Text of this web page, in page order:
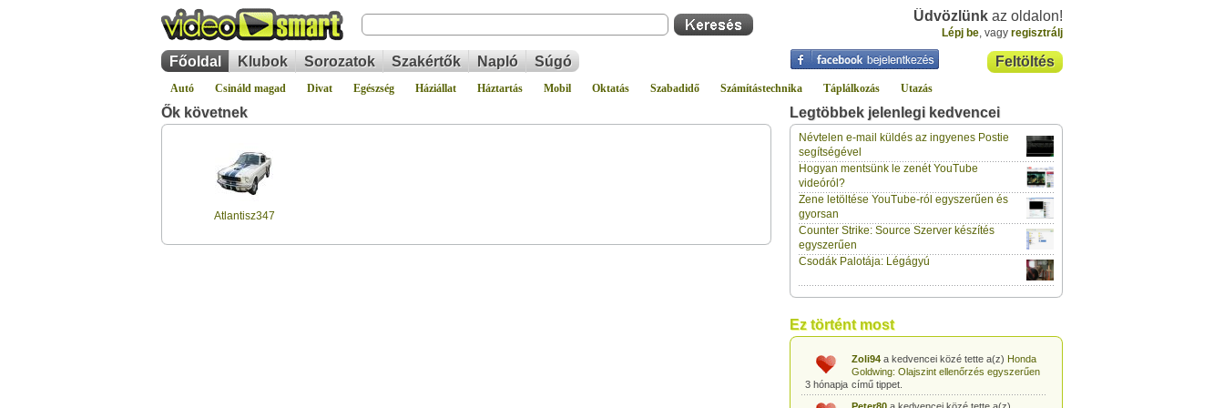
Üdvözlünk az oldalon!
Lépj be, vagy regisztrálj
Feltöltés
Főoldal Klubok Sorozatok Szakértők Napló Súgó
Autó Csináld magad Divat Egészség Háziállat Háztartás Mobil Oktatás Szabadidő Számítástechnika Táplálkozás Utazás
Ők követnek
Atlantisz347
Legtöbbek jelenlegi kedvencei
Névtelen e-mail küldés az ingyenes Postie
segítségével
Hogyan mentsünk le zenét YouTube
videóról?
Zene letöltése YouTube-ról egyszerűen és
gyorsan
Counter Strike: Source Szerver készítés
egyszerűen
Csodák Palotája: Légágyú
Ez történt most
3 hónapja
klaus70a kedvencei közé tette a(z)
Lockerz meghívó és regisztrációcímű
tippet.
3 hónapja
vidazoltan a kedvencei közé tette a(z)
Hogyan csinálják a négy ász kártyatrükköt?
című tippet.
3 hónapja
Egyszerű kártyatrükk: Kártyalap kitalálása
trükkösen
3 hónapja
vidazoltana kedvencei közé tette a(z)
kártyalap a pakli tetejéncímű tippet.
3 hónapja
Egyszerű kártyatrükk: STOP!
3 hónapja
Zoli94a kedvencei közé tette a(z) Honda
Goldwing: Olajszint ellenőrzés egyszerűen
című tippet.